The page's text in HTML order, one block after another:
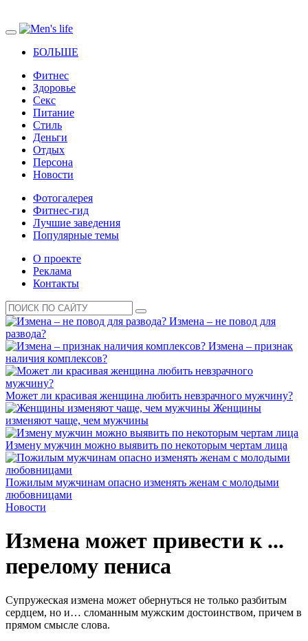
БОЛЬШЕ
Фитнес
Здоровье
Секс
Питание
Стиль
Деньги
Отдых
Персона
Новости
Фотогалерея
Фитнес-гид
Лучшие заведения
Популярные темы
О проекте
Реклама
Контакты
Измена – не повод для
развода?
Измена – признак
наличия комплексов?
Может ли красивая женщина любить невзрачного мужчину?
Женщины
изменяют чаще, чем мужчины
Измену мужчин можно выявить по некоторым чертам лица
Пожилым мужчинам опасно изменять женам с молодыми
любовницами
Новости
Измена может привести к ...
перелому пениса
Супружеская измена может обернуться не только разбитым
сердцем, но и… сломанным мужским достоинством, причем в
прямом смысле слова.